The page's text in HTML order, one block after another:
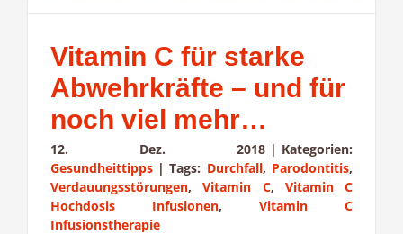
Vitamin C für starke
Abwehrkräfte – und für
noch viel mehr…
12. Dez. 2018 | Kategorien:
Gesundheittipps | Tags: Durchfall, Parodontitis,
Verdauungsstörungen,Vitamin C, Vitamin C
Hochdosis Infusionen, Vitamin C
Infusionstherapie